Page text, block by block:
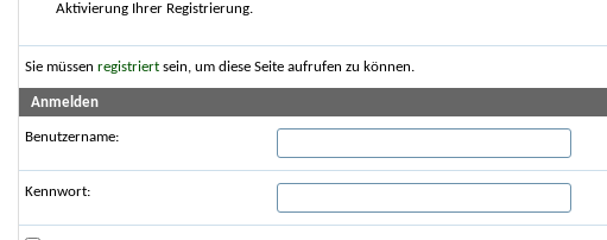
Aktivierung Ihrer Registrierung.
Sie müssen registriert sein, um diese Seite aufrufen zu können.
Anmelden
Benutzername:
Kennwort: